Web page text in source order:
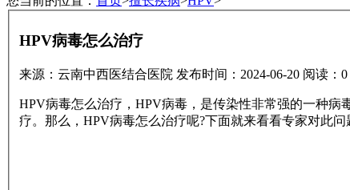
HPV病毒怎么治疗
来源：云南中西医结合医院 发布时间：2024-06-20 阅读： 0
HPV病毒怎么治疗，HPV病毒，是传染性非常强的一种
疗。那么，HPV病毒怎么治疗呢?下面就来看看专家对此问